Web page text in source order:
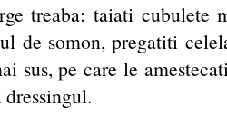
treaba: taiati
de somon, pregatiti
sus, pe care le